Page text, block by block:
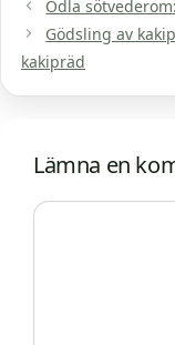
Odla
Gödsling av
kakipräd
Lämna en
Kommentar